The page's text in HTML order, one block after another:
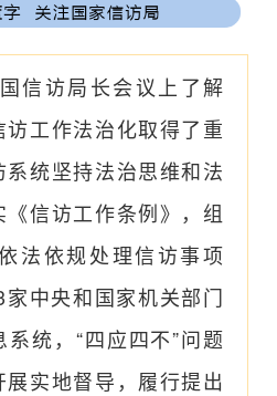
信访局长会议上了解
工作法治化取得了重
统坚持法治思维和法
信访工作条例》，组
法依规处理信访事项
家中央和国家机关部门
统，“四应四不”问题
实地督导，履行提出